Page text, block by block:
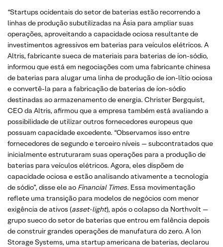
“Startups ocidentais do setor de baterias estão recorrendo a
linhas de produção subutilizadas na Ásia para ampliar suas
operações, aproveitando a capacidade ociosa resultante de
investimentos agressivos em baterias para veículos elétricos. A
Altris, fabricante sueca de materiais para baterias de íon-sódio,
informou que está em negociações com uma fabricante chinesa
de baterias para alugar uma linha de produção de íon-lítio ociosa
e convertê-la para a fabricação de baterias de íon-sódio
destinadas ao armazenamento de energia. Christer Bergquist,
CEO da Altris, afirmou que a empresa também está avaliando a
possibilidade de utilizar outros fornecedores europeus que
possuam capacidade excedente. “Observamos isso entre
fornecedores de segundo e terceiro níveis — subcontratados que
inicialmente estruturaram suas operações para a produção de
baterias para veículos elétricos. Agora, eles dispõem de
capacidade ociosa e estão analisando ativamente a tecnologia
de sódio”, disse ele ao Financial Times. Essa movimentação
reflete uma transição para modelos de negócios com menor
exigência de ativos (asset-light), após o colapso da Northvolt —
grupo sueco do setor de baterias que entrou em falência depois
de construir grandes operações de manufatura do zero. A Ion
Storage Systems, uma startup americana de baterias, declarou